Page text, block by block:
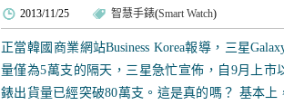
2013/11/25 智慧手錶(Smart Watch)
正當韓國商業網站Business Korea報導，三星
量僅為5萬支的隔天，三星急忙宣佈，自9月上市
錶出貨量已經突破80萬支。這是真的嗎？ 基本上